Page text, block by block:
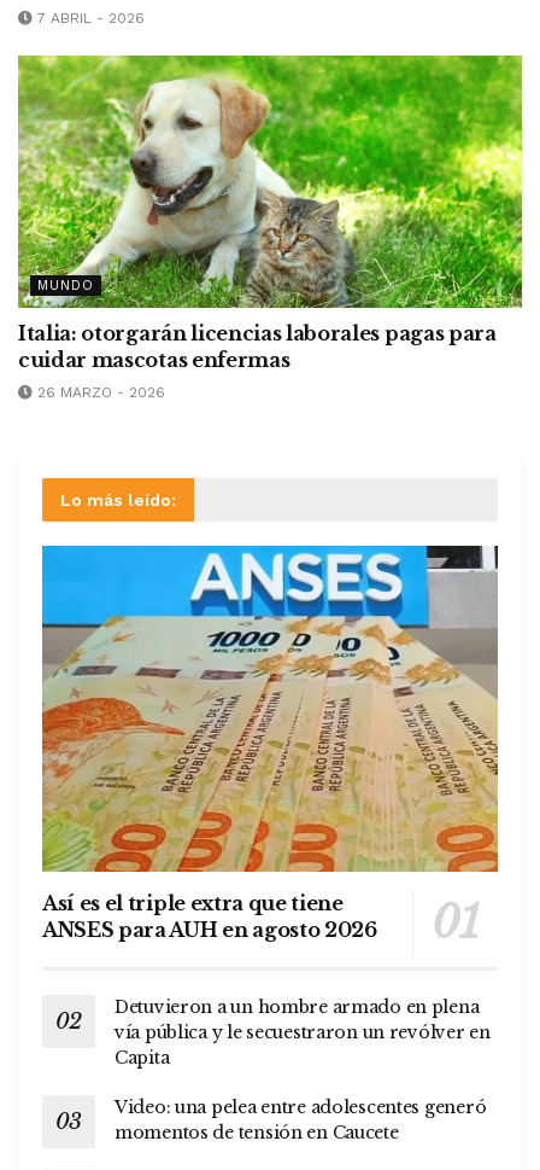
7 ABRIL - 2026
MUNDO
Italia: otorgarán licencias laborales pagas para
cuidar mascotas enfermas
26 MARZO - 2026
Lo más leído:
Así es el triple extra que tiene
ANSES para AUH en agosto 2026
Detuvieron a un hombre armado en plena
vía pública y le secuestraron un revólver en
Capita
Video: una pelea entre adolescentes generó
momentos de tensión en Caucete